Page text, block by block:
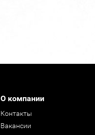
О компании
Контакты
Вакансии